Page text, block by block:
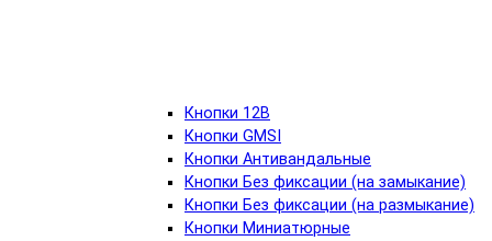
Кнопки 12В
Кнопки GMSI
Кнопки Антивандальные
Кнопки Без фиксации (на замыкание)
Кнопки Без фиксации (на размыкание)
Кнопки Миниатюрные